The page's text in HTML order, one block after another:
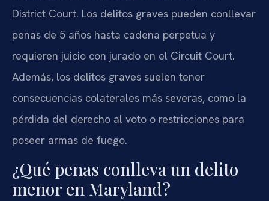
District Court. Los delitos graves pueden conllevar
penas de 5 años hasta cadena perpetua y
requieren juicio con jurado en el Circuit Court.
Además, los delitos graves suelen tener
consecuencias colaterales más severas, como la
pérdida del derecho al voto o restricciones para
poseer armas de fuego.
¿Qué penas conlleva un delito
menor en Maryland?